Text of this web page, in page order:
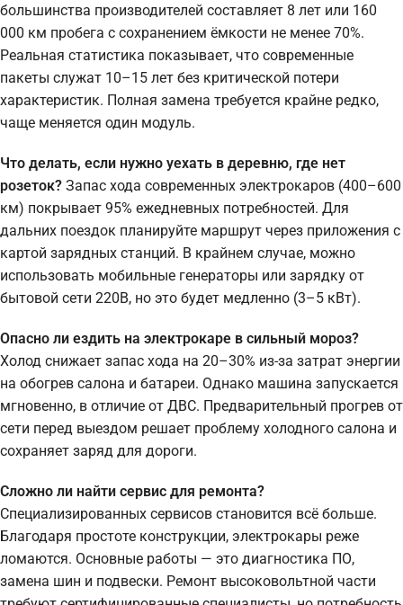
большинства производителей составляет 8 лет или 160
000 км пробега с сохранением ёмкости не менее 70%.
Реальная статистика показывает, что современные
пакеты служат 10–15 лет без критической потери
характеристик. Полная замена требуется крайне редко,
чаще меняется один модуль.
Что делать, если нужно уехать в деревню, где нет
розеток? Запас хода современных электрокаров (400–600
км) покрывает 95% ежедневных потребностей. Для
дальних поездок планируйте маршрут через приложения с
картой зарядных станций. В крайнем случае, можно
использовать мобильные генераторы или зарядку от
бытовой сети 220В, но это будет медленно (3–5 кВт).
Опасно ли ездить на электрокаре в сильный мороз?
Холод снижает запас хода на 20–30% из-за затрат энергии
на обогрев салона и батареи. Однако машина запускается
мгновенно, в отличие от ДВС. Предварительный прогрев от
сети перед выездом решает проблему холодного салона и
сохраняет заряд для дороги.
Сложно ли найти сервис для ремонта?
Специализированных сервисов становится всё больше.
Благодаря простоте конструкции, электрокары реже
ломаются. Основные работы — это диагностика ПО,
замена шин и подвески. Ремонт высоковольтной части